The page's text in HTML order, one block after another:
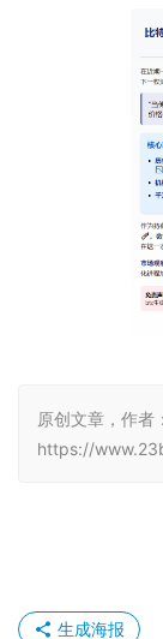
原创文章，作者
https://
生成海报